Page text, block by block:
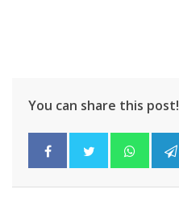
You can share this post!